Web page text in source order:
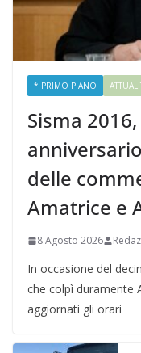
* PRIMO PIANO
Sisma
delle
Amatrice e
8 Agosto 2026
In occasione del
che colpì duramente
aggiornati gli orari